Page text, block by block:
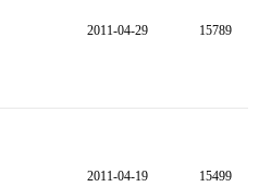
2011-04-29 15789
2011-04-19 15499